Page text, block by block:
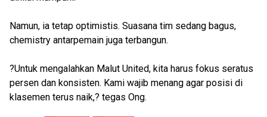
Namun, ia tetap optimistis. Suasana tim sedang bagus,
chemistry antarpemain juga terbangun.
?Untuk mengalahkan Malut United, kita harus fokus seratus
persen dan konsisten. Kami wajib menang agar posisi di
klasemen terus naik,? tegas Ong.